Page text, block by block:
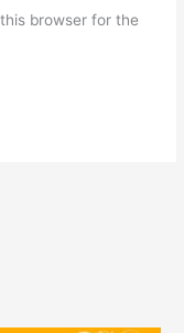
browser for the